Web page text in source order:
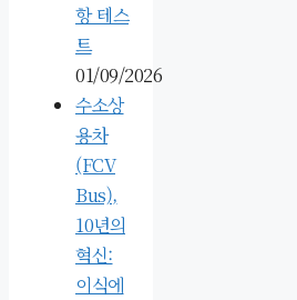
항 테스
트
01/09/2026
수소상
용차
(FCV
Bus),
10년의
혁신:
이식에